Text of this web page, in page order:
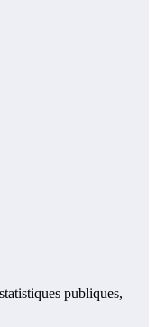
publiques,